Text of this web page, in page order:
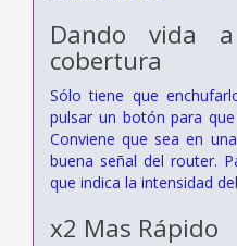
Dando vida
cobertura
Sólo tiene que
pulsar un botón para
Conviene que sea en
buena señal del router.
que indica la intensidad
x2 Mas Rápido